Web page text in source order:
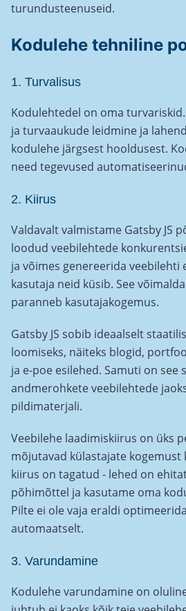
turundusteenuseid.
Kodulehe tehniline
1. Turvalisus
Kodulehtedel on oma
ja turvaaukude leidmine ja
kodulehe järgsest hooldusest.
need tegevused
2. Kiirus
Valdavalt valmistame Gatsby JS
loodud veebilehtede
ja võimes genereerida veebilehti
kasutaja neid küsib. See
paranneb kasutajakogemus.
Gatsby JS sobib ideaalselt
loomiseks, näiteks blogid,
ja e-poe esilehed. Samuti on see
andmerohkete veebilehtede
pildimaterjali.
Veebilehe laadimiskiirus on üks
mõjutavad külastajate kogemust
kiirus on tagatud - lehed on
põhimõttel ja kasutame oma
Pilte ei ole vaja eraldi
automaatselt.
3. Varundamine
Kodulehe varundamine on